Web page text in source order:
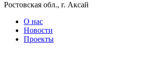
Ростовская обл., г. Аксай
О нас
Новости
Проекты